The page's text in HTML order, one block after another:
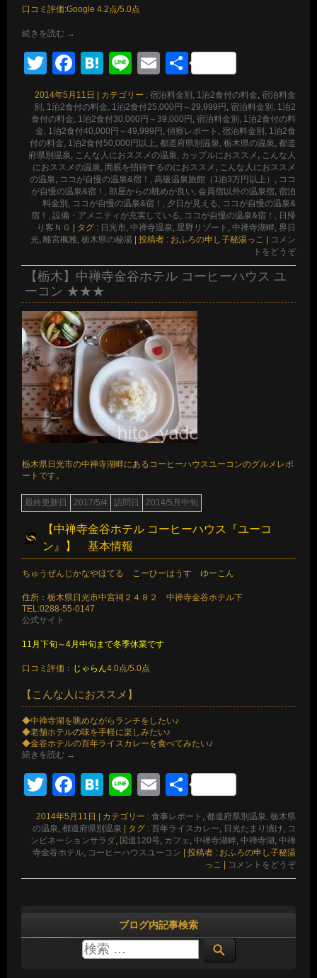
口コミ評価:Google 4.2点/5.0点
続きを読む →
TwitterFacebook
Hatena
LineEmail
共
有
2014年5月11日 カテゴリー : 宿泊料金別, 1泊2食付の料金, 宿泊料金
別, 1泊2食付の料金, 1泊2食付25,000円～29,999円 , 宿泊料金別, 1泊2
食付の料金, 1泊2食付30,000円～39,000円 , 宿泊料金別, 1泊2食付の料
金, 1泊2食付40,000円～49,999円 , 偵察レポート , 宿泊料金別, 1泊2食
付の料金, 1泊2食付50,000円以上, 都道府県別温泉, 栃木県の温泉, 都道
府県別温泉, こんな人におススメの温泉, カップルにおススメ , こんな人
におススメの温泉, 両親を招待するのにおススメ , こんな人におススメ
の温泉, ココが自慢の温泉&宿！, 高級温泉旅館（1泊3万円以上） , ココ
が自慢の温泉&宿！, 部屋からの眺めが良い, 会員宿以外の温泉宿, 宿泊
料金別 , ココが自慢の温泉&宿！, 夕日が見える, ココが自慢の温泉&
宿！, 設備・アメニティが充実している, ココが自慢の温泉&宿！, 日帰
り客ＮＧ
タグ : 日光市, 中禅寺温泉, 星野リゾート , 中禅寺湖畔, 界日
光, 離宮楓雅, 栃木県の秘湯 投稿者 : おふろの申し子秘湯っこ
コメン
トをどうぞ
【栃木】中禅寺金谷ホテル コーヒーハウス ユ
ーコン ★★★
栃木県日光市の中禅寺湖畔にあるコーヒーハウスユーコンのグルメレポ
ートです。
最終更新日 2017/5/4 訪問日 2014/5月中旬
【中禅寺金谷ホテル コーヒーハウス『ユーコ
ン』】 基本情報
ちゅうぜんじかなやほてる こーひーはうす ゆーこん
住所：栃木県日光市中宮祠２４８２ 中禅寺金谷ホテル下
TEL:0288-55-0147
公式サイト
11月下旬～4月中旬まで冬季休業です
口コミ評価： じゃらん4.0点/5.0点
【こんな人におススメ】
◆中禅寺湖を眺めながらランチをしたい♪
◆老舗ホテルの味を手軽に楽しみたい♪
◆金谷ホテルの百年ライスカレーを食べてみたい♪
続きを読む →
TwitterFacebook
Hatena
LineEmail
共
有
2014年5月11日 カテゴリー : 食事レポート , 都道府県別温泉, 栃木県
の温泉, 都道府県別温泉 タグ : 百年ライスカレー, 日光たまり漬け, コ
ンビネーションサラダ, 国道120号, カフェ , 中禅寺湖畔, 中禅寺湖 , 中禅
寺金谷ホテル, コーヒーハウスユーコン
投稿者 : おふろの申し子秘湯
っこ
コメントをどうぞ
ブログ内記事検索